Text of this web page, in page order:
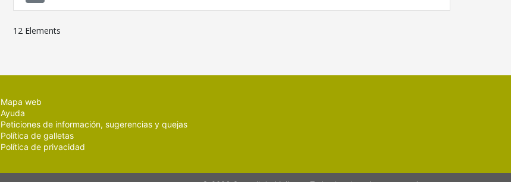
12 Elements
Mapa web
Ayuda
Peticiones de información, sugerencias y quejas
Política de galletas
Política de privacidad